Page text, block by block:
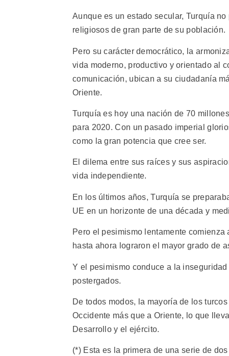
Aunque es un estado secular, Turquía
religiosos de gran parte de su población.
Pero su carácter democrático, la
vida moderno, productivo y orientado al
comunicación, ubican a su ciudadanía
Oriente.
Turquía es hoy una nación de 70
para 2020. Con un pasado imperial
como la gran potencia que cree ser.
El dilema entre sus raíces y sus
vida independiente.
En los últimos años, Turquía se
UE en un horizonte de una década y
Pero el pesimismo lentamente
hasta ahora lograron el mayor grado de
Y el pesimismo conduce a la
postergados.
De todos modos, la mayoría de los
Occidente más que a Oriente, lo que
Desarrollo y el ejército.
(*) Esta es la primera de una serie de